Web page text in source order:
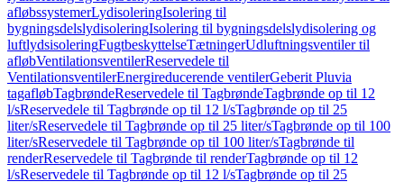
afløbssystemerLydisoleringIsolering til
bygningsdelslydisoleringIsolering til bygningsdelslydisolering og
luftlydsisoleringFugtbeskyttelseTætningerUdluftningsventiler til
afløbVentilationsventilerReservedele til
VentilationsventilerEnergireducerende ventilerGeberit Pluvia
tagafløbTagbrøndeReservedele til TagbrøndeTagbrønde op til 12
l/sReservedele til Tagbrønde op til 12 l/sTagbrønde op til 25
liter/sReservedele til Tagbrønde op til 25 liter/sTagbrønde op til 100
liter/sReservedele til Tagbrønde op til 100 liter/sTagbrønde til
renderReservedele til Tagbrønde til renderTagbrønde op til 12
l/sReservedele til Tagbrønde op til 12 l/sTagbrønde op til 25